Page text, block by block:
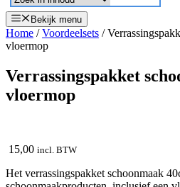
Bekijk menu
Home /Voordeelsets /
vloermop
Verrassingspakket
vloermop
15,00 incl. BTW
Het verrassingspakket schoonmaak